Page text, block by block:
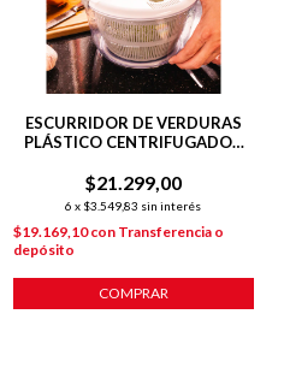
ESCURRIDOR DE VERDURAS
PLÁSTICO CENTRIFUGADOR
$21.299,00
6 x $3.549,83 sin interés
$19.169,10con Transferencia o
depósito
COMPRAR